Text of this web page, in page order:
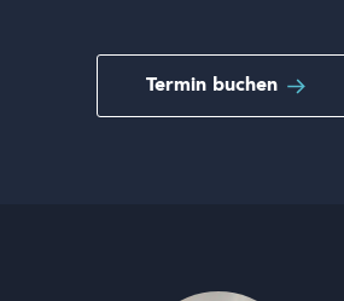
Termin buchen